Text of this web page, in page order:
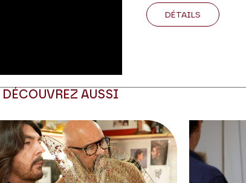
DÉTAILS
DÉCOUVREZ AUSSI